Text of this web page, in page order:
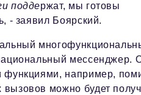
поддержат, мы готовы
- заявил Боярский.
мессенджер.
функциями, например,
можно будет